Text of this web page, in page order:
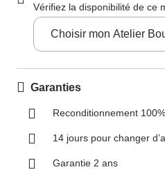
Vérifiez la disponibilité de ce
Garanties
Reconditionnement
14 jours pour changer
Garantie 2 ans